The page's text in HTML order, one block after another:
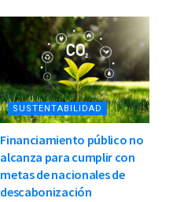
SUSTENTABILIDAD
Financiamiento público no
alcanza para cumplir con
metas de nacionales de
descabonización